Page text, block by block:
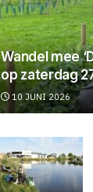
Wandel mee
op zaterdag
10 JUNI 2026